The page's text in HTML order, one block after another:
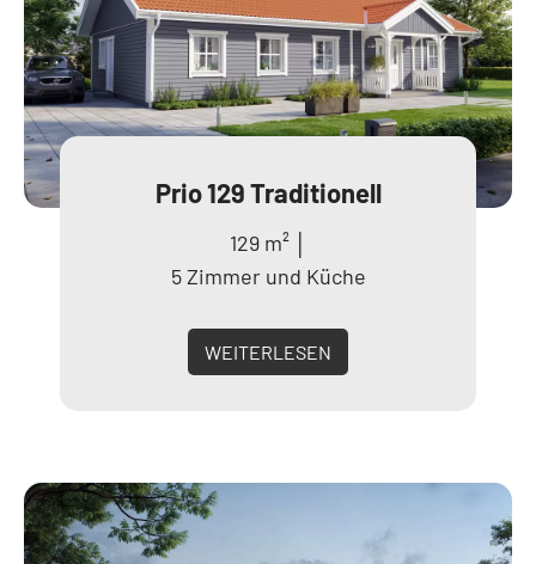
Prio 129 Traditionell
129 m² │
5 Zimmer und Küche
WEITERLESEN